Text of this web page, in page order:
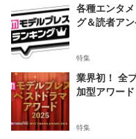
各種エンタ
グ＆読者ア
特集
業界初！ 全
加型アワード
特集